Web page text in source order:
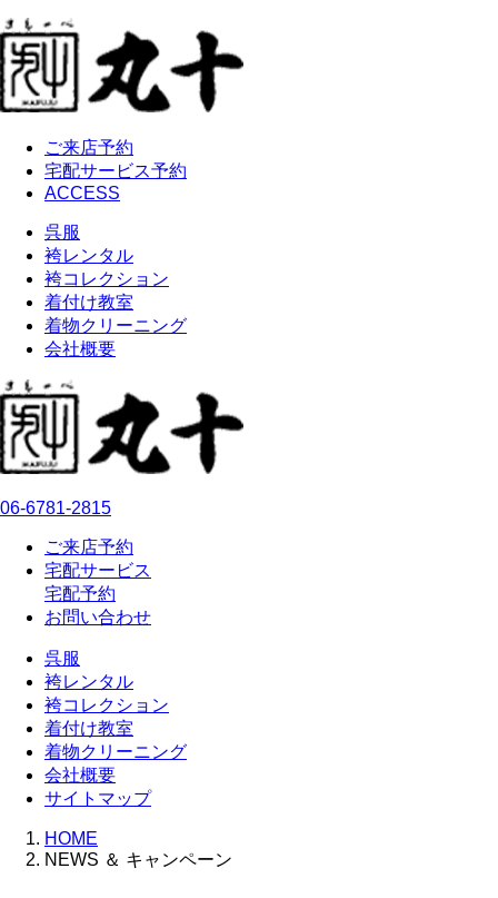
ご来店予約
宅配サービス予約
ACCESS
呉服
袴レンタル
袴コレクション
着付け教室
着物クリーニング
会社概要
06-6781-2815
ご来店予約
宅配サービス
宅配予約
お問い合わせ
呉服
袴レンタル
袴コレクション
着付け教室
着物クリーニング
会社概要
サイトマップ
HOME
NEWS ＆ キャンペーン